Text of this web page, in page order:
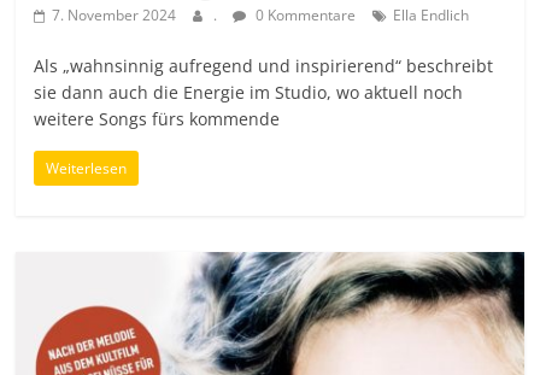
7. November 2024 . 0 Kommentare Ella Endlich
Als „wahnsinnig aufregend und inspirierend“ beschreibt
sie dann auch die Energie im Studio, wo aktuell noch
weitere Songs fürs kommende
Weiterlesen